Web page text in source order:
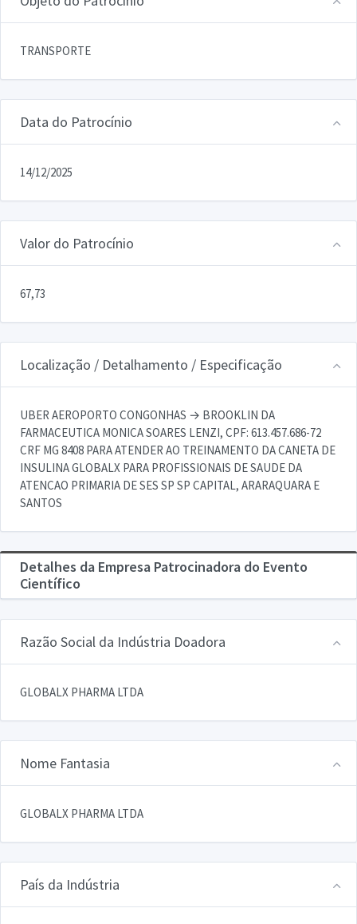
TRANSPORTE
Data do Patrocínio
14/12/2025
Valor do Patrocínio
67,73
Localização / Detalhamento / Especificação
UBER AEROPORTO CONGONHAS → BROOKLIN DA
FARMACEUTICA MONICA SOARES LENZI, CPF: 613.457.686-72
CRF MG 8408 PARA ATENDER AO TREINAMENTO DA CANETA DE
INSULINA GLOBALX PARA PROFISSIONAIS DE SAUDE DA
ATENCAO PRIMARIA DE SES SP SP CAPITAL, ARARAQUARA E
SANTOS
Detalhes da Empresa Patrocinadora do Evento
Científico
Razão Social da Indústria Doadora
GLOBALX PHARMA LTDA
Nome Fantasia
GLOBALX PHARMA LTDA
País da Indústria